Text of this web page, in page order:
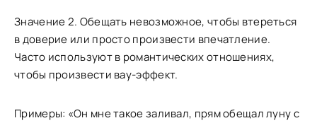
Значение 2. Обещать невозможное, чтобы втереться
в доверие или просто произвести впечатление.
Часто используют в романтических отношениях,
чтобы произвести вау-эффект.
Примеры: «Он мне такое заливал, прям обещал луну с